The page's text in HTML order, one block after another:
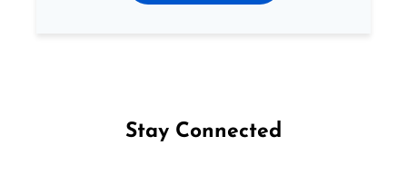
Stay Connected